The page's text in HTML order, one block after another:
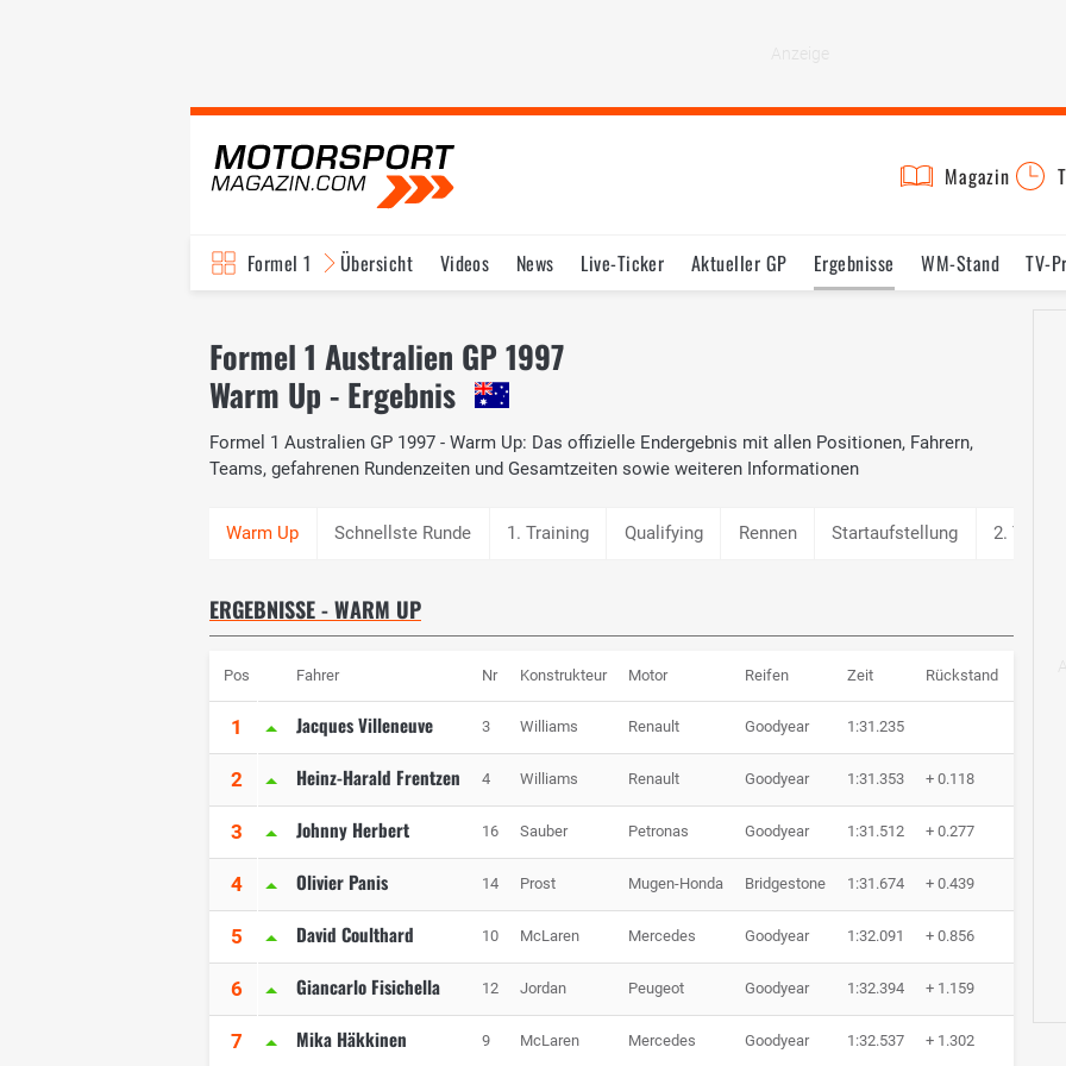
Magazin
Formel 1 Übersicht Videos News Live-Ticker Aktueller GP Ergebnisse WM-Stand TV-
Formel 1 Australien GP 1997
Warm Up - Ergebnis
Formel 1 Australien GP 1997 - Warm Up: Das offizielle Endergebnis mit allen Positionen, Fahrern,
Teams, gefahrenen Rundenzeiten und Gesamtzeiten sowie weiteren Informationen
Schnellste Runde 1. Training Qualifying Rennen Startaufstellung 2. Training
ERGEBNISSE - WARM UP
Pos Fahrer Nr Konstrukteur Motor Reifen Zeit Rückstand
1 Jacques Villeneuve 3 Williams Renault Goodyear 1:31.235
2 Heinz-Harald Frentzen 4 Williams Renault Goodyear 1:31.353 + 0.118
3 Johnny Herbert 16 Sauber Petronas Goodyear 1:31.512 + 0.277
4 Olivier Panis 14 Prost Mugen-Honda Bridgestone 1:31.674 + 0.439
5 David Coulthard 10 McLaren Mercedes Goodyear 1:32.091 + 0.856
6 Giancarlo Fisichella 12 Jordan Peugeot Goodyear 1:32.394 + 1.159
7 Mika Häkkinen 9 McLaren Mercedes Goodyear 1:32.537 + 1.302